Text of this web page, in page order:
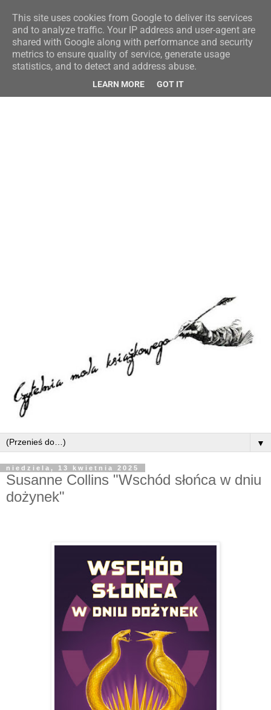
▼
niedziela, 13 kwietnia 2025
Susanne Collins "Wschód słońca w dniu
dożynek"
This site uses cookies from Google to deliver its services
and to analyze traffic. Your IP address and user-agent are
shared with Google along with performance and security
metrics to ensure quality of service, generate usage
statistics, and to detect and address abuse.
LEARN MORE GOT IT